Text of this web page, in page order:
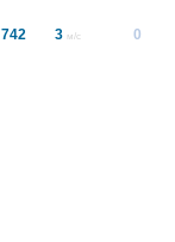
742 3 м/с 0